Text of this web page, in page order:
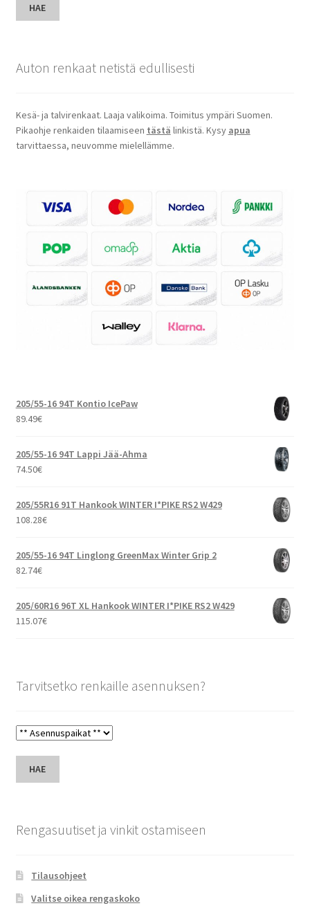
HAE
Auton renkaat netistä edullisesti
Kesä- ja talvirenkaat. Laaja valikoima. Toimitus ympäri Suomen.
Pikaohje renkaiden tilaamiseen tästä linkistä. Kysy apua
tarvittaessa, neuvomme mielellämme.
205/55-16 94T Kontio IcePaw
89.49€
205/55-16 94T Lappi Jää-Ahma
74.50€
205/55R16 91T Hankook WINTER I*PIKE RS2 W429
108.28€
205/55-16 94T Linglong GreenMax Winter Grip 2
82.74€
205/60R16 96T XL Hankook WINTER I*PIKE RS2 W429
115.07€
Tarvitsetko renkaille asennuksen?
HAE
Rengasuutiset ja vinkit ostamiseen
Tilausohjeet
Valitse oikea rengaskoko